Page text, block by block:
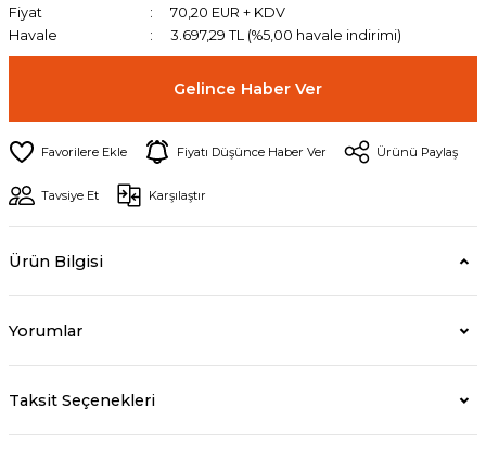
Fiyat
70,20 EUR + KDV
Havale
3.697,29 TL (%5,00 havale indirimi)
Gelince Haber Ver
Fiyatı Düşünce Haber Ver Ürünü Paylaş
Tavsiye Et Karşılaştır
Ürün Bilgisi
Yorumlar
Taksit Seçenekleri